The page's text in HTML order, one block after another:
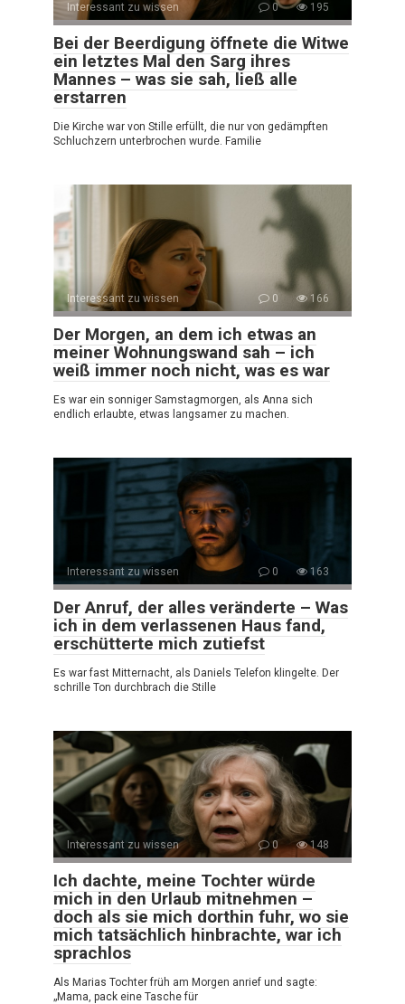
Interessant zu wissen 0 195
Bei der Beerdigung öffnete die Witwe
ein letztes Mal den Sarg ihres
Mannes – was sie sah, ließ alle
erstarren
Die Kirche war von Stille erfüllt, die nur von gedämpften
Schluchzern unterbrochen wurde. Familie
Interessant zu wissen 0 166
Der Morgen, an dem ich etwas an
meiner Wohnungswand sah – ich
weiß immer noch nicht, was es war
Es war ein sonniger Samstagmorgen, als Anna sich
endlich erlaubte, etwas langsamer zu machen.
Interessant zu wissen 0 163
Der Anruf, der alles veränderte – Was
ich in dem verlassenen Haus fand,
erschütterte mich zutiefst
Es war fast Mitternacht, als Daniels Telefon klingelte. Der
schrille Ton durchbrach die Stille
Interessant zu wissen 0 148
Ich dachte, meine Tochter würde
mich in den Urlaub mitnehmen –
doch als sie mich dorthin fuhr, wo sie
mich tatsächlich hinbrachte, war ich
sprachlos
Als Marias Tochter früh am Morgen anrief und sagte:
„Mama, pack eine Tasche für